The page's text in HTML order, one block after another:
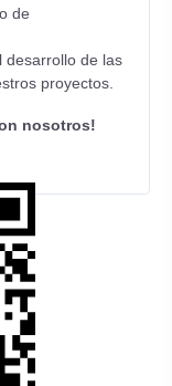
de
desarrollo de las
proyectos.
nosotros!